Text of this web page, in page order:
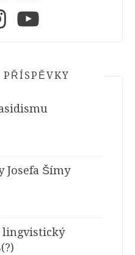
Josefa Šímy
lingvistický